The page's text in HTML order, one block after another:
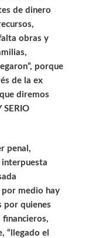
de dinero
obras y
porque
de la ex
diremos
SERIO
penal,
interpuesta
medio hay
por quienes
financieros,
“llegado el